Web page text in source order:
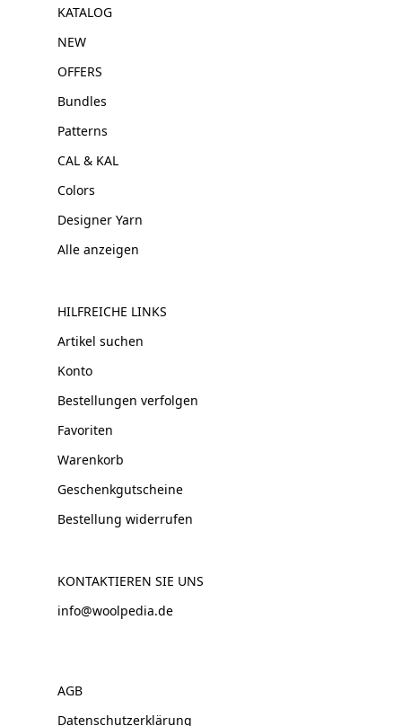
KATALOG
NEW
OFFERS
Bundles
Patterns
CAL & KAL
Colors
Designer Yarn
Alle anzeigen
HILFREICHE LINKS
Artikel suchen
Konto
Bestellungen verfolgen
Favoriten
Warenkorb
Geschenkgutscheine
Bestellung widerrufen
KONTAKTIEREN SIE UNS
info@woolpedia.de
AGB
Datenschutzerklärung